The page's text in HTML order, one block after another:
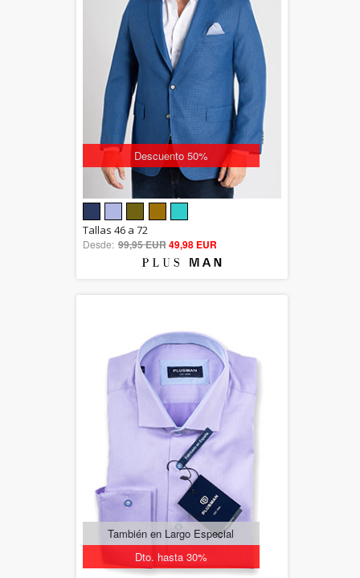
Descuento 50%
out of 5
Tallas 46 a 72
Desde: 99,95 EUR49,98 EUR
Dto. hasta 30%
También en Largo Especial